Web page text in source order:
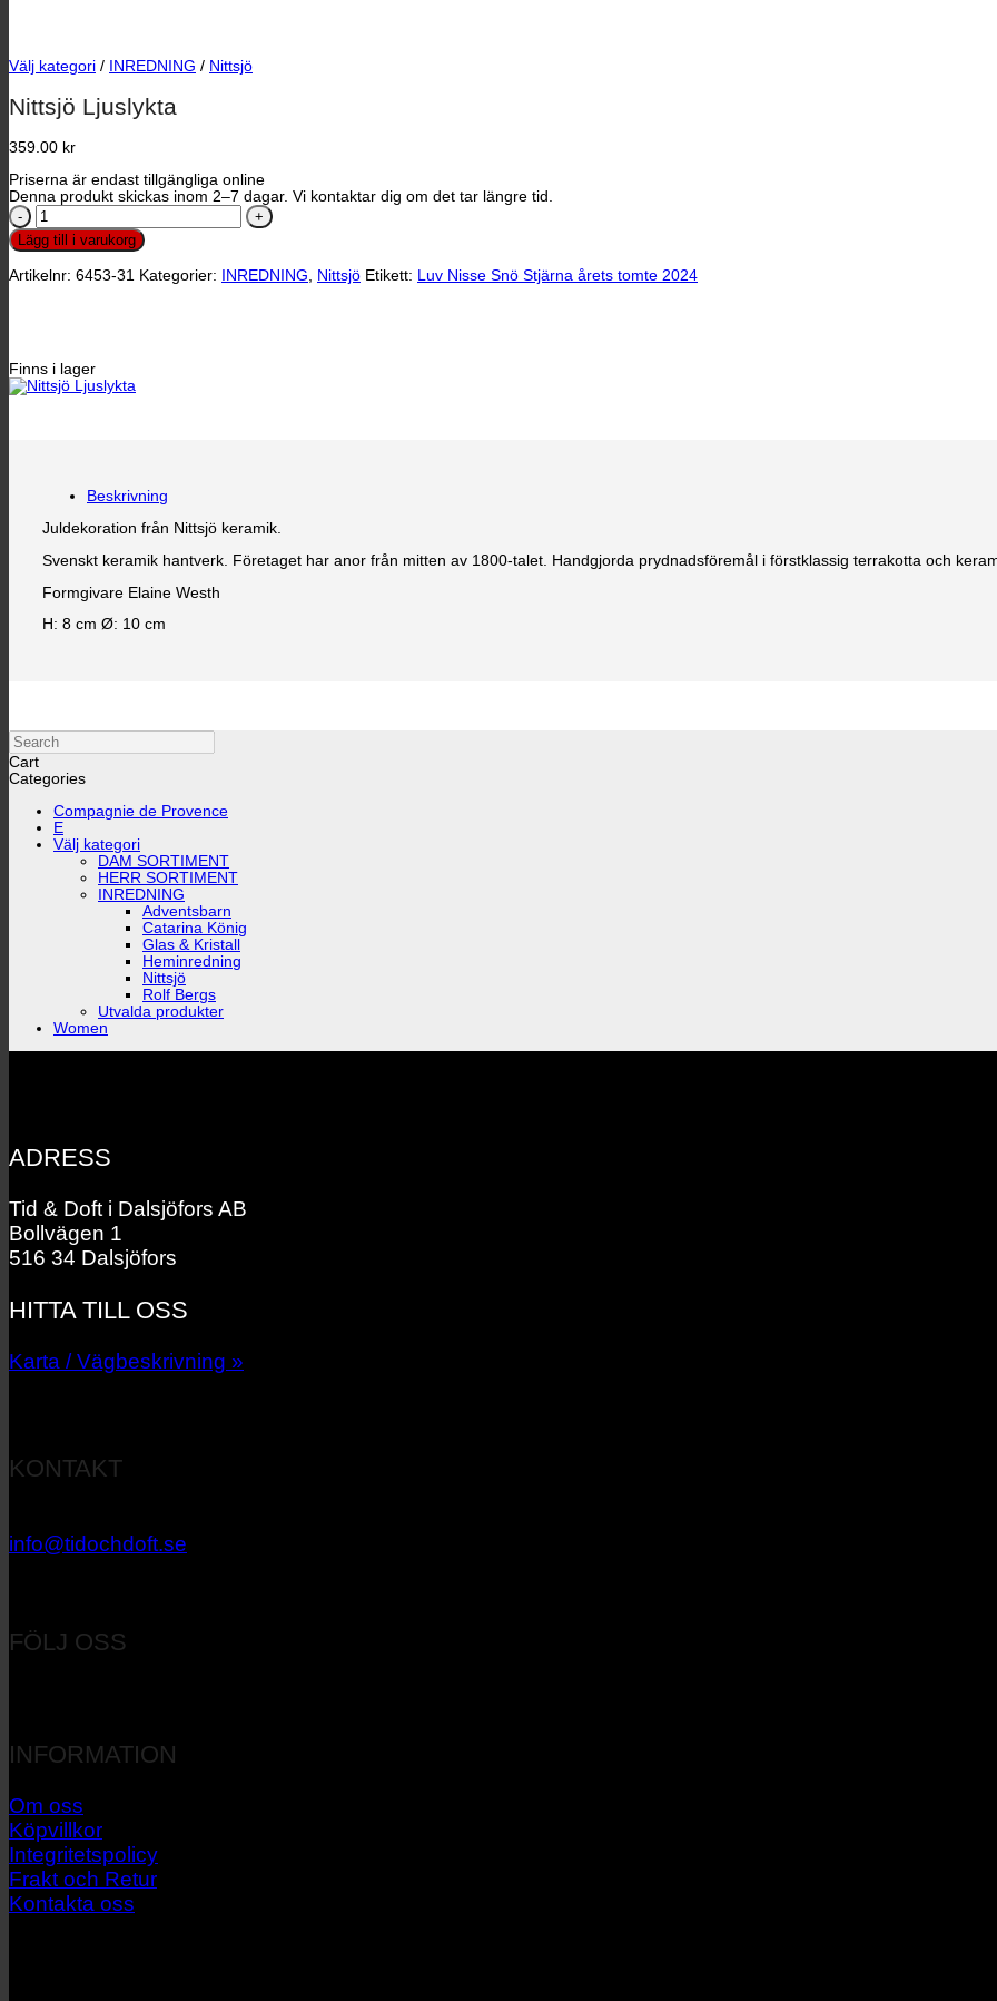
Välj kategori / INREDNING / Nittsjö
Nittsjö Ljuslykta
359.00 kr
Priserna är endast tillgängliga online
Denna produkt skickas inom 2–7 dagar. Vi kontaktar dig om det tar längre tid.
Nittsjö
Ljuslykta
mängd
Lägg till i varukorg
Artikelnr: 6453-31 Kategorier: INREDNING Nittsjö Etikett: Luv Nisse Snö Stjärna årets tomte 2024
Finns i lager
Beskrivning
Juldekoration från Nittsjö keramik.
Svenskt keramik hantverk. Företaget har anor från mitten av 1800-talet. Handgjorda prydnadsföremål i förstklassig terrakotta och
Formgivare Elaine Westh
H: 8 cm Ø: 10 cm
Search
Cart
Categories
Compagnie de Provence
E
Välj kategori
DAM SORTIMENT
HERR SORTIMENT
INREDNING
Adventsbarn
Catarina König
Glas & Kristall
Heminredning
Nittsjö
Rolf Bergs
Utvalda produkter
Women
ADRESS
Tid & Doft i Dalsjöfors AB
Bollvägen 1
516 34 Dalsjöfors
HITTA TILL OSS
Karta / Vägbeskrivning »
KONTAKT
info@tidochdoft.se
FÖLJ OSS
INFORMATION
Om oss
Köpvillkor
Integritetspolicy
Frakt och Retur
Kontakta oss